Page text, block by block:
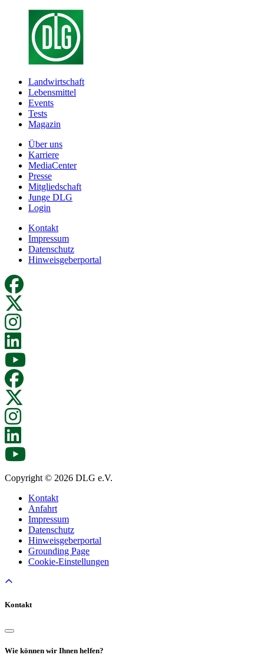
Landwirtschaft
Lebensmittel
Events
Tests
Magazin
Über uns
Karriere
MediaCenter
Presse
Mitgliedschaft
Junge DLG
Login
Kontakt
Impressum
Datenschutz
Hinweisgeberportal
Copyright © 2026 DLG e.V.
Kontakt
Anfahrt
Impressum
Datenschutz
Hinweisgeberportal
Grounding Page
Cookie-Einstellungen
Kontakt
Wie können wir Ihnen helfen?